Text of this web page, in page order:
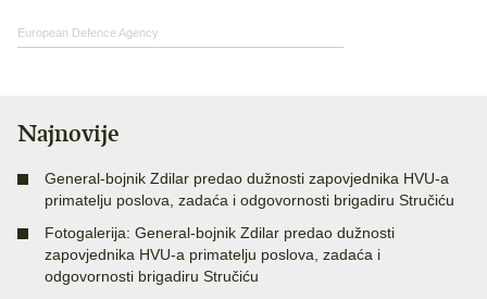
European Defence Agency
Najnovije
General-bojnik Zdilar predao dužnosti zapovjednika HVU-a
primatelju poslova, zadaća i odgovornosti brigadiru Stručiću
Fotogalerija: General-bojnik Zdilar predao dužnosti
zapovjednika HVU-a primatelju poslova, zadaća i
odgovornosti brigadiru Stručiću